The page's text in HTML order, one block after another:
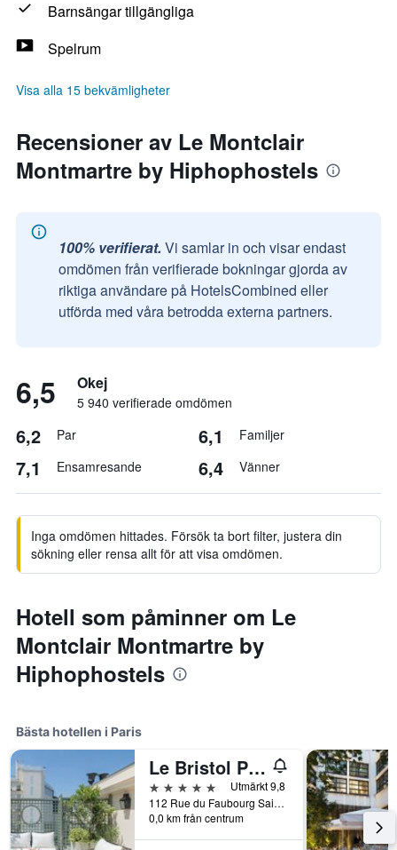
Barnsängar tillgängliga
Spelrum
Visa alla 15 bekvämligheter
Recensioner av Le Montclair
Montmartre by Hiphophostels
100% verifierat. Vi samlar in och visar endast
omdömen från verifierade bokningar gjorda av
riktiga användare på HotelsCombined eller
utförda med våra betrodda externa partners.
6,5 Okej
5 940 verifierade omdömen
6,2 Par 6,1 Familjer
7,1 Ensamresande 6,4 Vänner
Inga omdömen hittades. Försök ta bort filter, justera din
sökning eller rensa allt för att visa omdömen.
Hotell som påminner om Le
Montclair Montmartre by
Hiphophostels
Bästa hotellen i Paris
Le Bristol Paris
5 stjärnor
Utmärkt 9,8
112 Rue du Faubourg Saint Honoré, Paris, Frankrike
0,0 km från centrum